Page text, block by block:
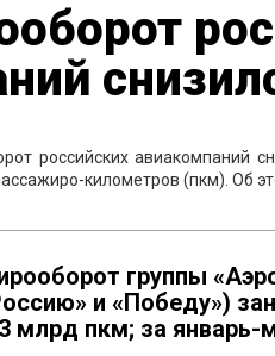
российских авиакомпаний
километров (пкм). Об
группы
и «Победу»)
млрд пкм; за январь-